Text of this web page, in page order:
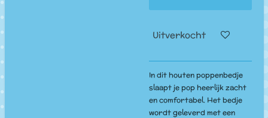
Uitverkocht
In dit houten poppenbedje
slaapt je pop heerlijk zacht
en comfortabel. Het bedje
wordt geleverd met een